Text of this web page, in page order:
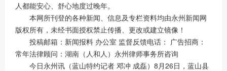
人都能安心、舒心地度过晚年。
本网所刊登的各种新闻、信息及专栏资料均由永州新闻网
版权所有，未经书面授权禁止传播、更改或建立镜像！
投稿邮箱：新闻报料 办公室 监督反馈电话： 广告招商：
常年法律顾问：湖南（人和人）永州律师事务所咨询
今日永州讯（蓝山特约记者 邓冲 成磊）8月26日，蓝山县